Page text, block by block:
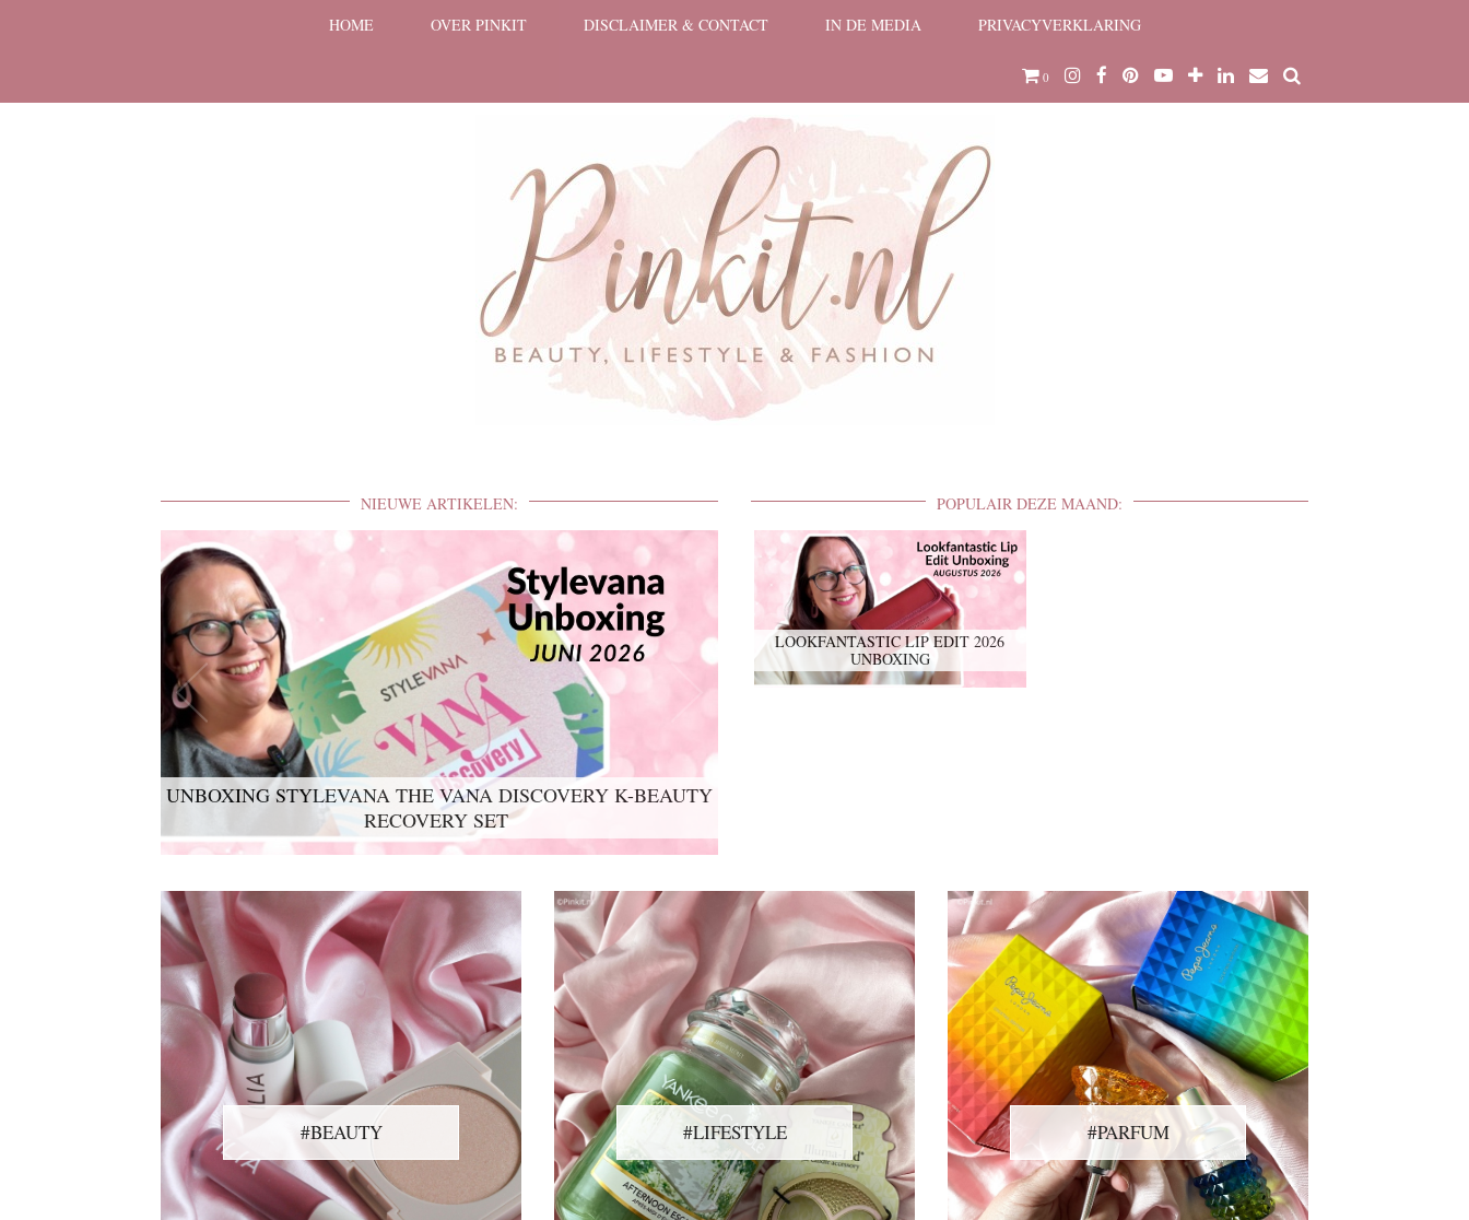
HOME OVER PINKIT DISCLAIMER & CONTACT IN DE MEDIA PRIVACYVERKLARING
0
POPULAIR DEZE MAAND:
LOOKFANTASTIC LIP EDIT 2026
UNBOXING
NIEUWE ARTIKELEN:
UNBOXING STYLEVANA THE VANA DISCOVERY K-BEAUTY
RECOVERY SET
LYKO LOVABLES THE BDAY KIT 2026 UNBOXING
#BEAUTY #LIFESTYLE #PARFUM